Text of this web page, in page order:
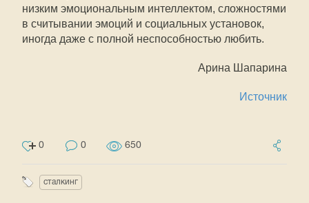
низким эмоциональным интеллектом, сложностями
в считывании эмоций и социальных установок,
иногда даже с полной неспособностью любить.
Арина Шапарина
Источник
0 0 650
сталкинг